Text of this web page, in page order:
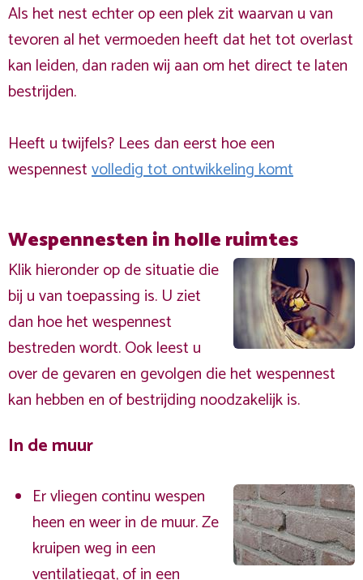
Als het nest echter op een plek zit waarvan u van
tevoren al het vermoeden heeft dat het tot overlast
kan leiden, dan raden wij aan om het direct te laten
bestrijden.
Heeft u twijfels? Lees dan eerst hoe een
wespennestvolledig tot ontwikkeling komt
Wespennesten in holle ruimtes
Klik hieronder op de situatie die
bij u van toepassing is. U ziet
dan hoe het wespennest
bestreden wordt. Ook leest u
over de gevaren en gevolgen die het wespennest
kan hebben en of bestrijding noodzakelijk is.
In de muur
Er vliegen continu wespen
heen en weer in de muur. Ze
kruipen weg in een